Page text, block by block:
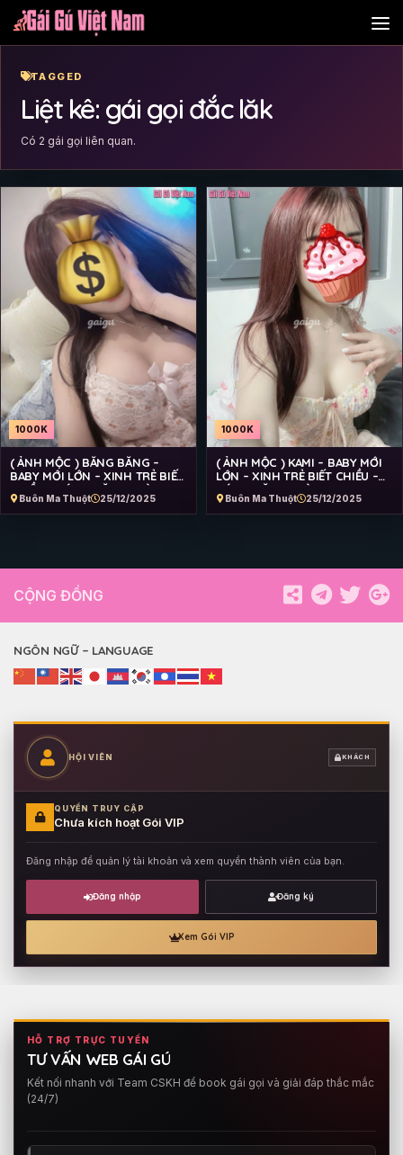
Skip to content
TAGGED
Liệt kê: gái gọi đắc lăk
Có 2 gái gọi liên quan.
1000K
( ẢNH MỘC ) BĂNG BĂNG –
BABY MỚI LỚN – XINH TRẺ BIẾT
CHIỀU – VÚ TO CĂNG TRÒN –
EO CON KIẾN – LÀM TÌNH ĐIÊU
LUYỆN
Buôn Ma Thuột 25/12/2025
1000K
( ẢNH MỘC ) KAMI – BABY MỚI
LỚN – XINH TRẺ BIẾT CHIỀU –
VÚ TO CĂNG TRÒN – EO CON
KIẾN – LÀM TÌNH ĐIÊU LUYỆN
Buôn Ma Thuột 25/12/2025
CỘNG ĐỒNG
NGÔN NGỮ – LANGUAGE
HỘI VIÊN KHÁCH
QUYỀN TRUY CẬP
Chưa kích hoạt Gói VIP
Đăng nhập để quản lý tài khoản và xem quyền thành viên của bạn.
Đăng nhập Đăng ký
Xem Gói VIP
HỖ TRỢ TRỰC TUYẾN
TƯ VẤN WEB GÁI GÚ
Kết nối nhanh với Team CSKH để book gái gọi và giải đáp thắc mắc
(24/7)